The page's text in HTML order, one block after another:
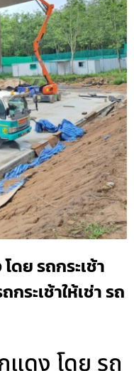
ดย รถกระเช้า
ระเช้าให้เช่า รถ
แดง โดย รถ